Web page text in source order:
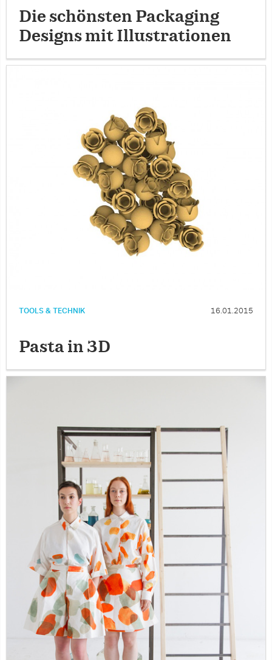
Die schönsten Packaging
Designs mit Illustrationen
TOOLS & TECHNIK 16.01.2015
Pasta in 3D